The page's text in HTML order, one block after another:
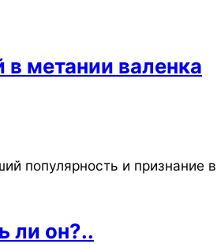
метании валенка
популярность и признание
ли он?..